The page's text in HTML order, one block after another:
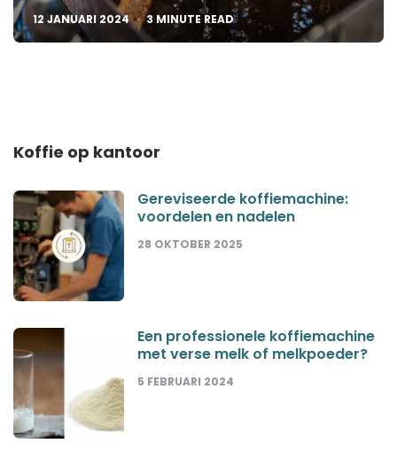
12 JANUARI 2024 3 MINUTE READ
Koffie op kantoor
Gereviseerde koffiemachine:
voordelen en nadelen
28 OKTOBER 2025
Een professionele koffiemachine
met verse melk of melkpoeder?
5 FEBRUARI 2024